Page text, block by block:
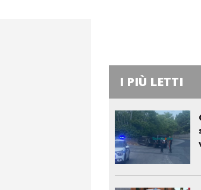
I PIÙ LETTI